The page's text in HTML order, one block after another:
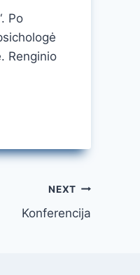
Po
Renginio
NEXT
Konferencija